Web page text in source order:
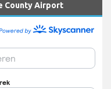
County Airport